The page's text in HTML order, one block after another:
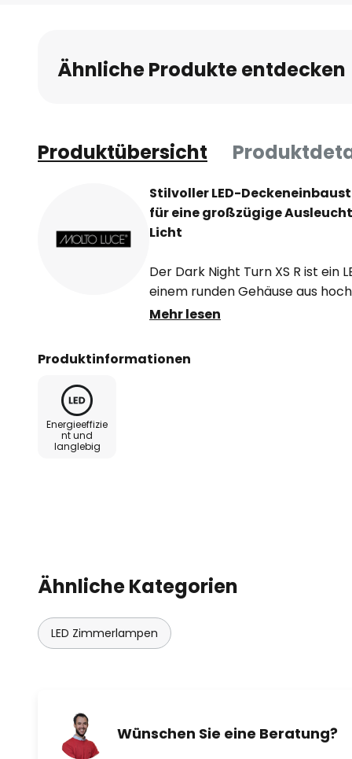
Bildgalerie
springen
Ähnliche Produkte entdecken
Produktübersicht
Stilvoller LED-
für eine großzügige
Licht
Der Dark Night Turn XS R ist
einem runden Gehäuse aus
Lichtspender eignet sich für
die Nutzung im gewerblichen
- Drehbereich: 355°
Mehr lesen
Produktinformationen
Energieeffizie
nt und
langlebig
Ähnliche Kategorien
LED Zimmerlampen
Wünschen Sie eine Beratung?